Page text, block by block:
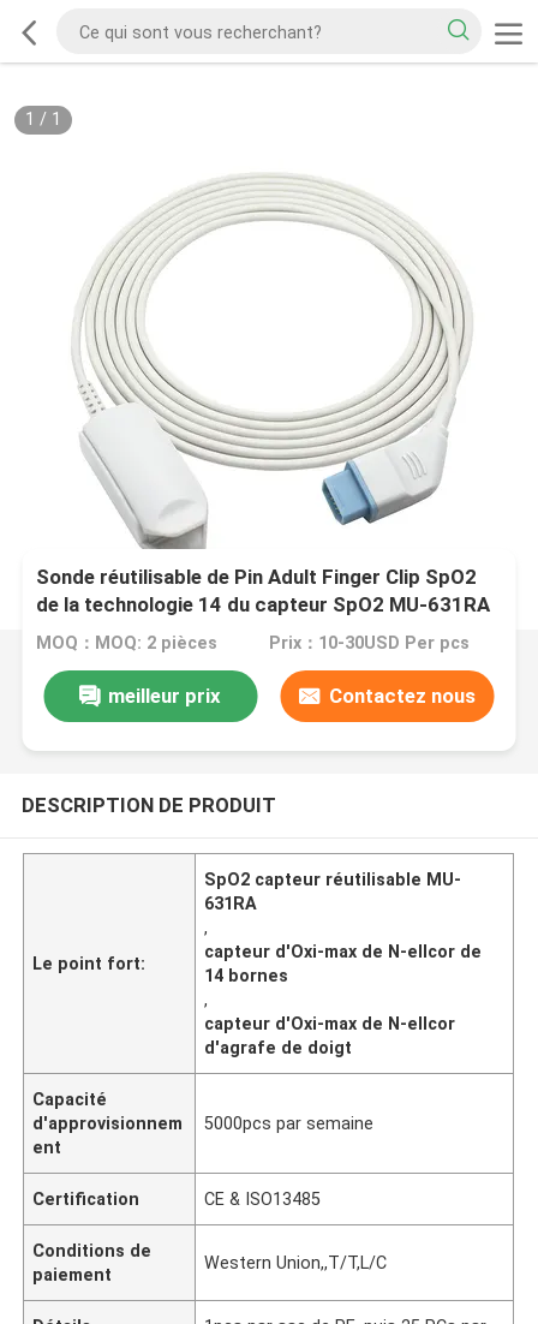
1 / 1
Sonde réutilisable de Pin Adult Finger Clip SpO2
de la technologie 14 du capteur SpO2 MU-631RA
AY-633P N-ellcor Oxi-max de Nihon Kohden
MOQ：MOQ: 2 pièces Prix：10-30USD Per pcs
meilleur prix Contactez nous
DESCRIPTION DE PRODUIT
Le point fort:
SpO2 capteur réutilisable MU-
631RA
,
capteur d'Oxi-max de N-ellcor de
14 bornes
,
capteur d'Oxi-max de N-ellcor
d'agrafe de doigt
Capacité
d'approvisionnem
ent
5000pcs par semaine
Certification CE & ISO13485
Conditions de
paiement
Western Union,,T/T,L/C